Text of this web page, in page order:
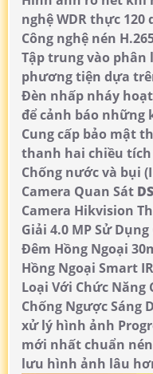
nghệ WDR thực 120
Công nghệ nén
Tập trung vào
phương tiện dựa
Đèn nhấp nháy
để cảnh báo những
Cung cấp bảo mật
thanh hai chiều
Chống nước và bụi
Camera Quan Sát
Camera Hikvision
Giải 4.0 MP Sử Dụng
Đêm Hồng Ngoại
Hồng Ngoại Smart
Loại Với Chức Năng
Chống Ngược Sáng
xử lý hình ảnh
mới nhất chuẩn nén
lưu hình ảnh lâu